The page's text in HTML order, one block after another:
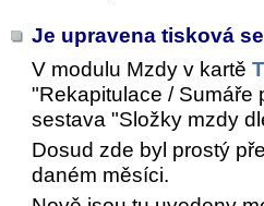
Je upravena tisková
V modulu Mzdy v kartě
"Rekapitulace / Sumáře
sestava "Složky mzdy
Dosud zde byl prostý
daném měsíci.